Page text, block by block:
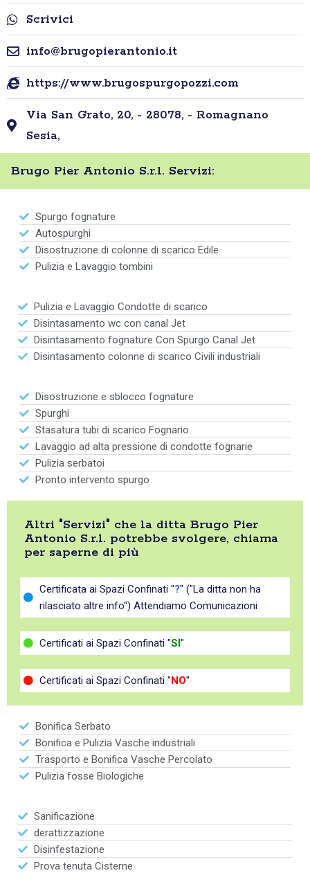
Scrivici
info@brugopierantonio.it
https://www.brugospurgopozzi.com
Via San Grato, 20, - 28078, - Romagnano
Sesia,
Brugo Pier Antonio S.r.l. Servizi:
Spurgo fognature
Autospurghi
Disostruzione di colonne di scarico Edile
Pulizia e Lavaggio tombini
Pulizia e Lavaggio Condotte di scarico
Disintasamento wc con canal Jet
Disintasamento fognature Con Spurgo Canal Jet
Disintasamento colonne di scarico Civili industriali
Disostruzione e sblocco fognature
Spurghi
Stasatura tubi di scarico Fognario
Lavaggio ad alta pressione di condotte fognarie
Pulizia serbatoi
Pronto intervento spurgo
Altri "Servizi" che la ditta Brugo Pier
Antonio S.r.l. potrebbe svolgere, chiama
per saperne di più
Certificata ai Spazi Confinati "?" ("La ditta non ha
rilasciato altre info") Attendiamo Comunicazioni
Certificati ai Spazi Confinati "SI "
Certificati ai Spazi Confinati " NO"
Bonifica Serbato
Bonifica e Pulizia Vasche industriali
Trasporto e Bonifica Vasche Percolato
Pulizia fosse Biologiche
Sanificazione
derattizzazione
Disinfestazione
Prova tenuta Cisterne